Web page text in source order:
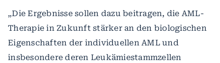
„Die Ergebnisse sollen dazu beitragen, die AML-
Therapie in Zukunft stärker an den biologischen
Eigenschaften der individuellen AML und
insbesondere deren Leukämiestammzellen